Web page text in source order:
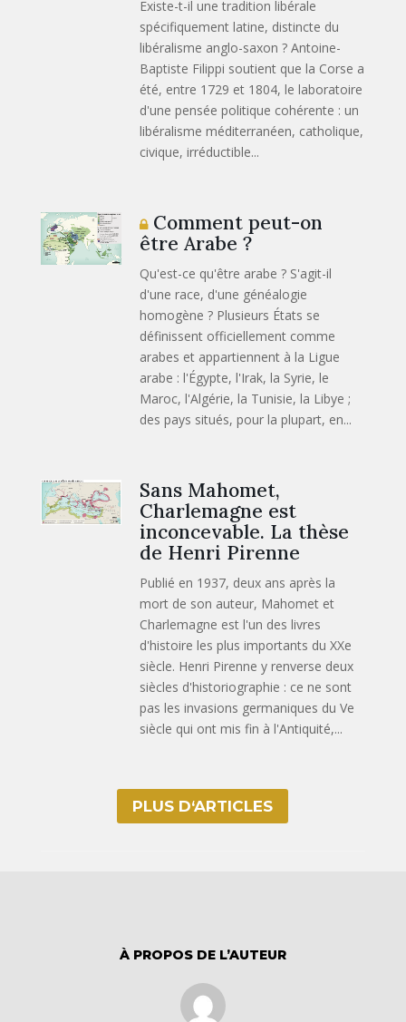
Existe-t-il une tradition libérale
spécifiquement latine, distincte du
libéralisme anglo-saxon ? Antoine-
Baptiste Filippi soutient que la Corse a
été, entre 1729 et 1804, le laboratoire
d'une pensée politique cohérente : un
libéralisme méditerranéen, catholique,
civique, irréductible...
Comment peut-on
être Arabe ?
Qu'est-ce qu'être arabe ? S'agit-il
d'une race, d'une généalogie
homogène ? Plusieurs États se
définissent officiellement comme
arabes et appartiennent à la Ligue
arabe : l'Égypte, l'Irak, la Syrie, le
Maroc, l'Algérie, la Tunisie, la Libye ;
des pays situés, pour la plupart, en...
Sans Mahomet,
Charlemagne est
inconcevable. La thèse
de Henri Pirenne
Publié en 1937, deux ans après la
mort de son auteur, Mahomet et
Charlemagne est l'un des livres
d'histoire les plus importants du XXe
siècle. Henri Pirenne y renverse deux
siècles d'historiographie : ce ne sont
pas les invasions germaniques du Ve
siècle qui ont mis fin à l'Antiquité,...
PLUS D‘ARTICLES
À PROPOS DE L’AUTEUR